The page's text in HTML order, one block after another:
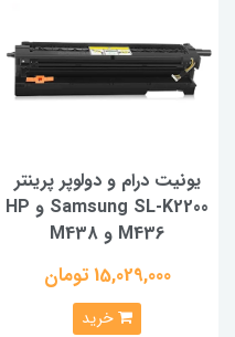
یونیت درام و دولوپر پرینتر
Samsung SL-K2200 و HP
M436 و M438
15,029,000 تومان
خرید